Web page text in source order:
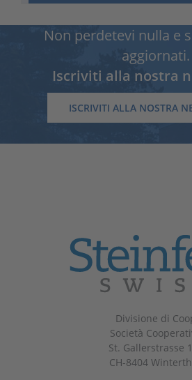
Non perdetevi nulla e
aggiornati.
Iscriviti alla nostra
ISCRIVITI ALLA NOSTRA
Divisione di
Società
St. Gallerstrasse
CH-8404